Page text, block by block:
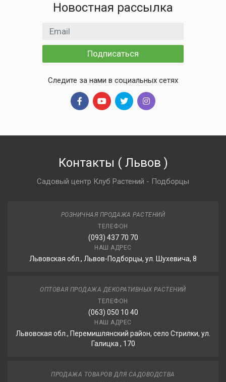
Новостная рассылка
Email адрес
Подписаться
Следите за нами в социальных сетях
Контакты ( Львов )
Садовый центр Клуб Растений - Подборцы
РОЗНИЧНАЯ ПРОДАЖА РАСТЕНИЙ
ТЕЛЕФОН
(093) 437 70 70
НАШ АДРЕС
Львовская обл., Львов-Подборцы, ул. Шухевича, 8
ОПТОВАЯ ПРОДАЖА ДЕКОРАТИВНЫХ РАСТЕНИЙ
ТЕЛЕФОН
(063) 050 10 40
НАШ АДРЕС
Львовская обл., Перемишлянский район, село Стрилки, ул.
Галицка , 170
ПРОДАЖА ТОВАРОВ ДЛЯ САДОВОДСТВА